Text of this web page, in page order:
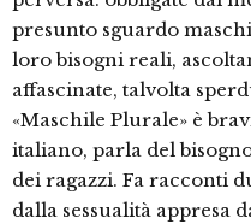
presunto sguardo
loro bisogni reali,
affascinate, talvolta
«Maschile Plurale» è
italiano, parla del
dei ragazzi. Fa racconti
dalla sessualità appresa